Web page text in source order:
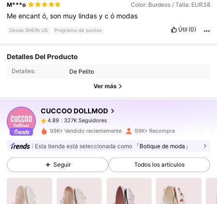
M***o Color: Burdeos / Talla: EUR38
Meencantó,son muy lindasycó modas
Desde SHEIN US Programa de puntos Útil (0)
Detalles Del Producto
Detalles: De Pelito
Ver más
CUCCOO DOLLMOD
4.89
327K Seguidores
v***8pagóHace 1 día
4.89 327K Seguidores
4.89 327K Seguidores
99K+ Vendido recientemente 99K+ Recompra
Esta tienda está seleccionada como 「Botique de moda」
Seguir Todos los artículos